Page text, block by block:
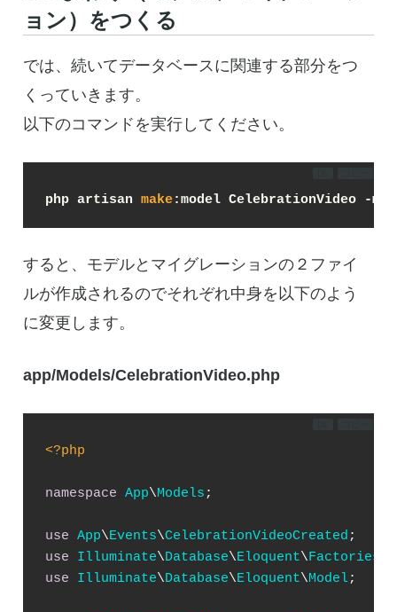
ョン）をつくる
では、続いてデータベースに関連する部分をつ
くっていきます。
以下のコマンドを実行してください。
php artisan make:model CelebrationVideo -m
すると、モデルとマイグレーションの２ファイ
ルが作成されるのでそれぞれ中身を以下のよう
に変更します。
app/Models/CelebrationVideo.php
<?php
namespace App\Models ;
use App\Events\CelebrationVideoCreated
use
Illuminate\Database\Eloquent\Factories
use
Illuminate\Database\Eloquent\Model;